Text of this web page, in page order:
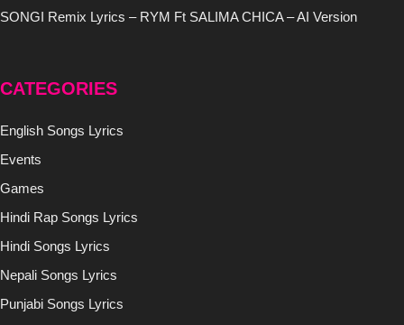
SONGI Remix Lyrics – RYM Ft SALIMA CHICA – AI Version
CATEGORIES
English Songs Lyrics
Events
Games
Hindi Rap Songs Lyrics
Hindi Songs Lyrics
Nepali Songs Lyrics
Punjabi Songs Lyrics